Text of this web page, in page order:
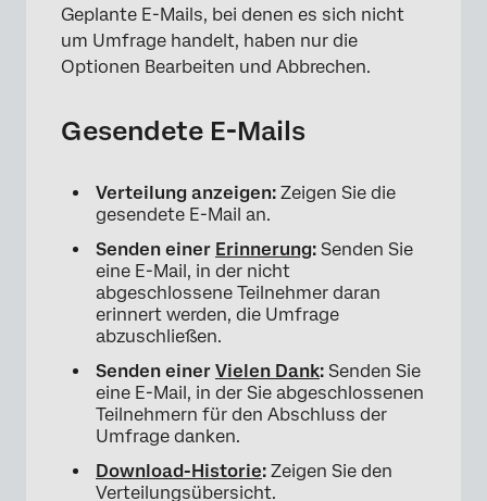
Geplante E-Mails, bei denen es sich nicht
um Umfrage handelt, haben nur die
Optionen Bearbeiten und Abbrechen.
Gesendete E-Mails
Verteilung anzeigen: Zeigen Sie die
gesendete E-Mail an.
Senden einer Erinnerung: Senden Sie
eine E-Mail, in der nicht
abgeschlossene Teilnehmer daran
erinnert werden, die Umfrage
abzuschließen.
Senden einer Vielen Dank: Senden Sie
eine E-Mail, in der Sie abgeschlossenen
Teilnehmern für den Abschluss der
Umfrage danken.
Download-Historie: Zeigen Sie den
Verteilungsübersicht.